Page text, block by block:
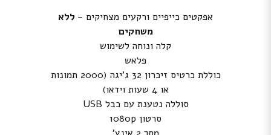
אפקטים כייפיים ורקעים מצחיקים – ללא
משחקים
קלה ונוחה לשימוש
פלאש
כוללת כרטיס זיכרון 32 ג’יגה (2000 תמונות
או 4 שעות וידאו)
סוללה נטענת עם כבל USB
סרטון 1080p